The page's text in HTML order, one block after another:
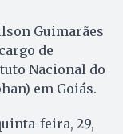
Guimarães
de
Nacional do
em Goiás.
feira, 29,